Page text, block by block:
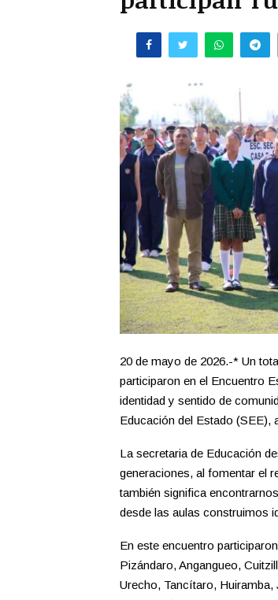
20 de mayo de 2026.-* Un
participaron en el Encuentro
identidad y sentido de
Educación del Estado (SEE),
La secretaria de Educación
generaciones, al fomentar el
también significa
desde las aulas construimos
En este encuentro
Pizándaro, Angangueo,
Urecho, Tancítaro,